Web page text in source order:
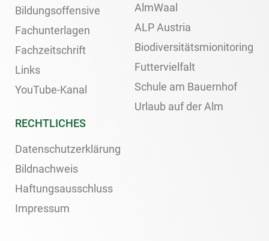
Bildungsoffensive
Fachunterlagen
Fachzeitschrift
Links
YouTube-Kanal
AlmWaal
ALP Austria
Biodiversitätsmionitoring
Futtervielfalt
Schule am Bauernhof
Urlaub auf der Alm
RECHTLICHES
Datenschutzerklärung
Bildnachweis
Haftungsausschluss
Impressum